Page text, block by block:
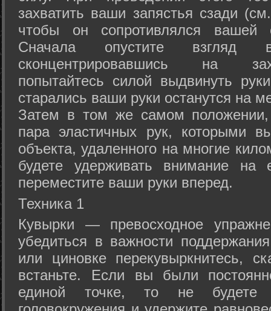
захватить ваши запястья сзади
чтобы он сопротивлялся вашей
Сначала опустите
сконцентрировавшись на
попытайтесь силой выдвинуть
старались ваши руки останутся на
Затем в том же самом положении,
пара эластичных рук, которыми
объекта, удаленного на многие
будете удерживать внимание на
переместите ваши руки вперед.
Техника 1
Кувырки — превосходное
убедиться в важности
или циновке перекувыркнитесь,
встаньте. Если вы были
единой точке, то не будете